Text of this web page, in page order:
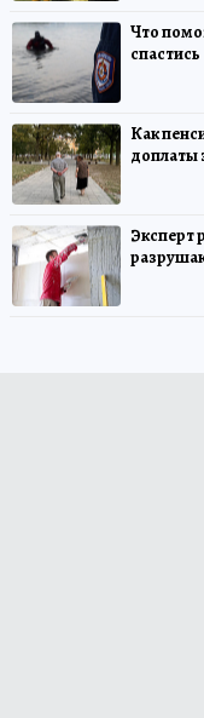
Что
спастись
Как
доплаты
Эксперт